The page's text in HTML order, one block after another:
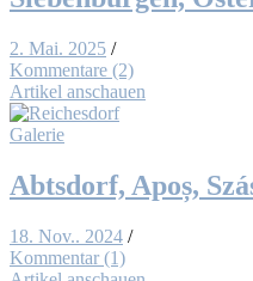
2. Mai. 2025 /
Kommentare (2)
Artikel anschauen
Galerie
Abts­dorf, Apoș,
18. Nov.. 2024 /
Kommentar (1)